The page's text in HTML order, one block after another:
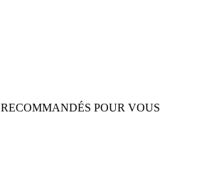
RECOMMANDÉS POUR VOUS